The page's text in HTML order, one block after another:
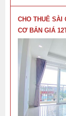
CHO THUÊ SÀI
CƠ BẢN GIÁ